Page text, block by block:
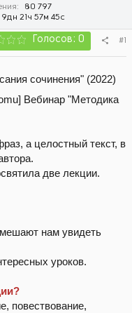
80 797
21ч 57м 45с
Голосов: 0 #1
сочинения" (2022)
а целостный текст, в
две лекции.
нам увидеть
уроков.
повествование,